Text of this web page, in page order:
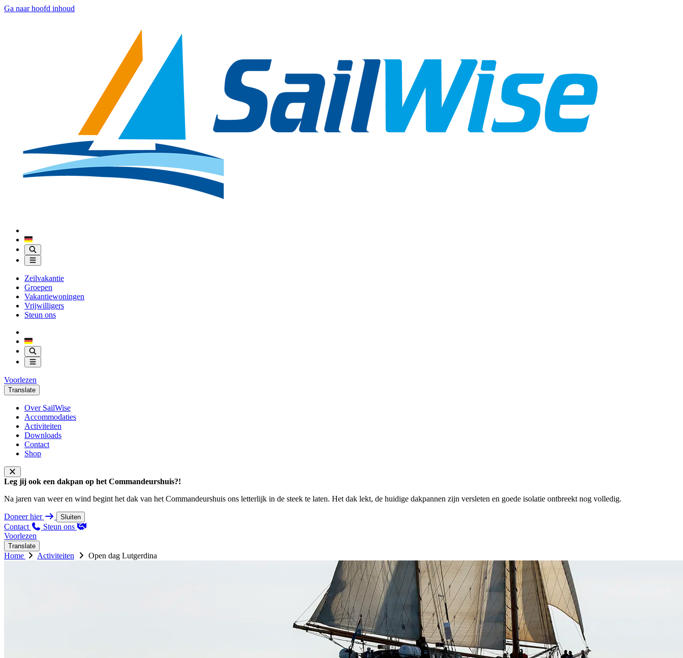
Ga naar hoofd inhoud
Zeilvakantie
Groepen
Vakantiewoningen
Vrijwilligers
Steun ons
Voorlezen
Translate
Over SailWise
Accommodaties
Activiteiten
Downloads
Contact
Shop
Leg jij ook een dakpan op het Commandeurshuis?!
Na jaren van weer en wind begint het dak van het Commandeurshuis ons letterlijk in de steek te laten. Het dak lekt, de huidige dakpannen zijn versleten en goede isolatie ontbreekt nog volledig.
Doneer hier Sluiten
Contact
Steun ons
Voorlezen
Translate
Home Activiteiten Open dag Lutgerdina